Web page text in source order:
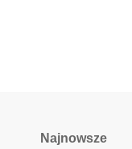
Najnowsze